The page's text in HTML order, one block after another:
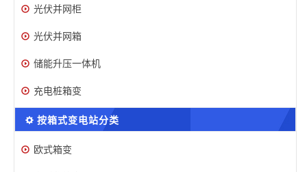
光伏并网柜
光伏并网箱
储能升压一体机
充电桩箱变
按箱式变电站分类
欧式箱变